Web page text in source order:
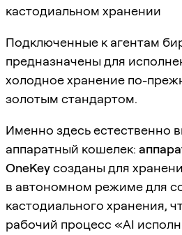
кастодиальном хранении
Подключенные к агентам
предназначены для
холодное хранение по-
золотым стандартом.
Именно здесь естественно
аппаратный кошелек:
OneKeyсозданы для
в автономном режиме для
кастодиального хранения,
рабочий процесс «AI